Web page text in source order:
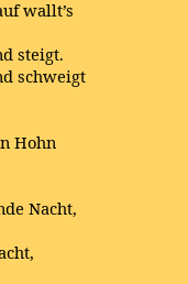
wallt’s
steigt.
schweigt
Hohn
Nacht,